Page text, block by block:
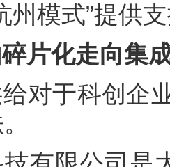
州模式”提供
片化走向集
对于科创企